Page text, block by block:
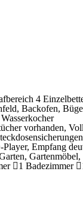
4
Backofen,
vorhanden,
Empfang
1 Badezimmer